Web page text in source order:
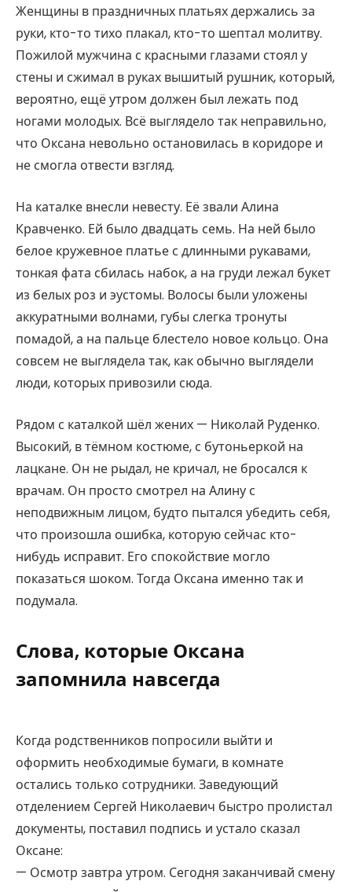
Женщины в праздничных платьях держались за
руки, кто-то тихо плакал, кто-то шептал молитву.
Пожилой мужчина с красными глазами стоял у
стены и сжимал в руках вышитый рушник, который,
вероятно, ещё утром должен был лежать под
ногами молодых. Всё выглядело так неправильно,
что Оксана невольно остановилась в коридоре и
не смогла отвести взгляд.
На каталке внесли невесту. Её звали Алина
Кравченко. Ей было двадцать семь. На ней было
белое кружевное платье с длинными рукавами,
тонкая фата сбилась набок, а на груди лежал букет
из белых роз и эустомы. Волосы были уложены
аккуратными волнами, губы слегка тронуты
помадой, а на пальце блестело новое кольцо. Она
совсем не выглядела так, как обычно выглядели
люди, которых привозили сюда.
Рядом с каталкой шёл жених — Николай Руденко.
Высокий, в тёмном костюме, с бутоньеркой на
лацкане. Он не рыдал, не кричал, не бросался к
врачам. Он просто смотрел на Алину с
неподвижным лицом, будто пытался убедить себя,
что произошла ошибка, которую сейчас кто-
нибудь исправит. Его спокойствие могло
показаться шоком. Тогда Оксана именно так и
подумала.
Слова, которые Оксана
запомнила навсегда
Когда родственников попросили выйти и
оформить необходимые бумаги, в комнате
остались только сотрудники. Заведующий
отделением Сергей Николаевич быстро пролистал
документы, поставил подпись и устало сказал
Оксане:
— Осмотр завтра утром. Сегодня заканчивай смену